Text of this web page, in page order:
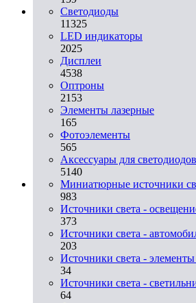
Светодиоды
11325
LED индикаторы
2025
Дисплеи
4538
Оптроны
2153
Элементы лазерные
165
Фотоэлементы
565
Аксессуары для светодиодов
5140
Миниатюрные источники
983
Источники света -
373
Источники света -
203
Источники света -
34
Источники света -
64